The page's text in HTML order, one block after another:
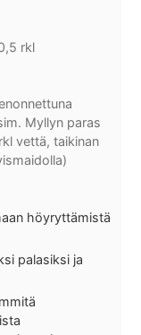
rkl
Myllyn paras
vettä, taikinan
höyryttämistä
palasiksi ja